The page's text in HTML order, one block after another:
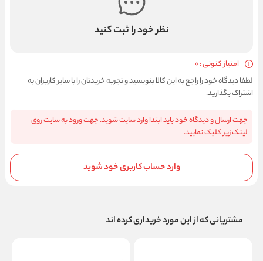
نظر خود را ثبت کنید
امتیاز کنونی : 0
لطفا دیدگاه خود را راجع به این کالا بنویسید و تجربه خریدتان را با سایر کاربران به
اشتراک بگذارید.
جهت ارسال و دیدگاه خود باید ابتدا وارد سایت شوید. جهت ورود به سایت روی
لینک زیر کلیک نمایید.
وارد حساب کاربری خود شوید
مشتریانی که از این مورد خریداری کرده اند